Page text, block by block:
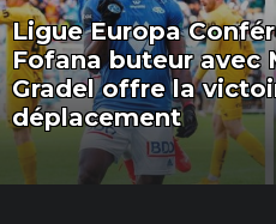
Ligue Europa
Fofana buteur avec
Gradel offre la
déplacement